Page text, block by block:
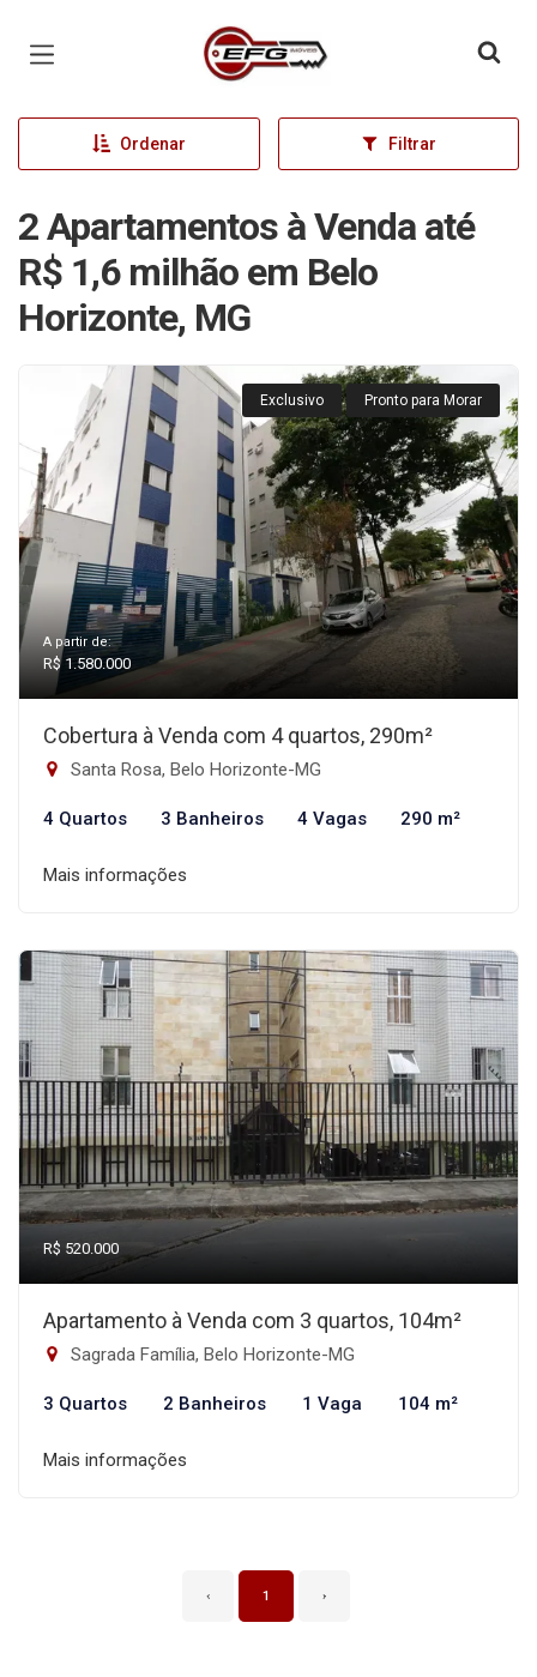
Página inicial
Ordenar Filtrar
2 Apartamentos à Venda até
R$ 1,6 milhão em Belo
Horizonte, MG
Exclusivo Pronto para Morar
A partir de:
R$ 1.580.000
Cobertura à Venda com 4 quartos, 290m²
Santa Rosa, Belo Horizonte-MG
4 Quartos 3 Banheiros 4 Vagas 290 m²
Mais informações
R$ 520.000
Apartamento à Venda com 3 quartos, 104m²
Sagrada Família, Belo Horizonte-MG
3 Quartos 2 Banheiros 1 Vaga 104 m²
Mais informações
‹ 1 ›